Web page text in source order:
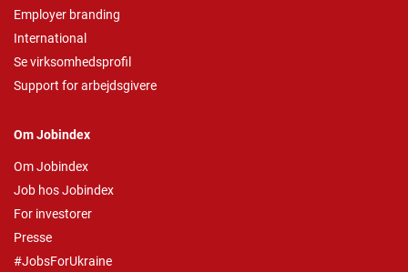
Employer branding
International
Se virksomhedsprofil
Support for arbejdsgivere
Om Jobindex
Om Jobindex
Job hos Jobindex
For investorer
Presse
#JobsForUkraine